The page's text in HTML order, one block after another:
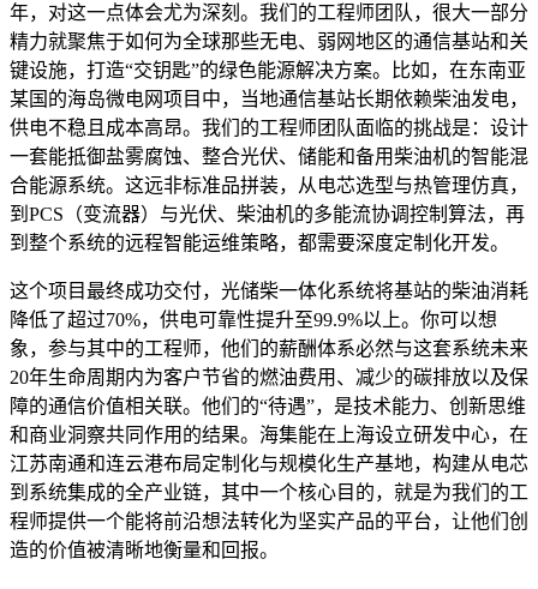
年，对这一点体会尤为深刻。我们的工程师团队，很大一部分
精力就聚焦于如何为全球那些无电、弱网地区的通信基站和关
键设施，打造“交钥匙”的绿色能源解决方案。比如，在东南亚
某国的海岛微电网项目中，当地通信基站长期依赖柴油发电，
供电不稳且成本高昂。我们的工程师团队面临的挑战是：设计
一套能抵御盐雾腐蚀、整合光伏、储能和备用柴油机的智能混
合能源系统。这远非标准品拼装，从电芯选型与热管理仿真，
到PCS（变流器）与光伏、柴油机的多能流协调控制算法，再
到整个系统的远程智能运维策略，都需要深度定制化开发。
这个项目最终成功交付，光储柴一体化系统将基站的柴油消耗
降低了超过70%，供电可靠性提升至99.9%以上。你可以想
象，参与其中的工程师，他们的薪酬体系必然与这套系统未来
20年生命周期内为客户节省的燃油费用、减少的碳排放以及保
障的通信价值相关联。他们的“待遇”，是技术能力、创新思维
和商业洞察共同作用的结果。海集能在上海设立研发中心，在
江苏南通和连云港布局定制化与规模化生产基地，构建从电芯
到系统集成的全产业链，其中一个核心目的，就是为我们的工
程师提供一个能将前沿想法转化为坚实产品的平台，让他们创
造的价值被清晰地衡量和回报。